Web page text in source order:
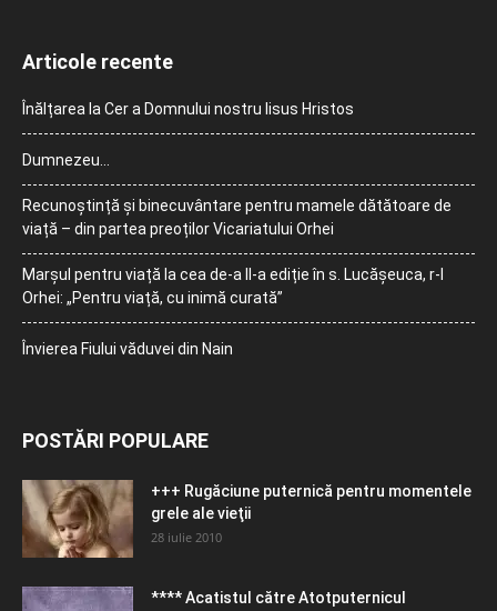
Articole recente
Înălțarea la Cer a Domnului nostru Iisus Hristos
Dumnezeu…
Recunoștință și binecuvântare pentru mamele dătătoare de
viață – din partea preoților Vicariatului Orhei
Marșul pentru viață la cea de-a II-a ediție în s. Lucășeuca, r-l
Orhei: „Pentru viață, cu inimă curată”
Învierea Fiului văduvei din Nain
POSTĂRI POPULARE
+++ Rugăciune puternică pentru momentele
grele ale vieţii
28 iulie 2010
**** Acatistul către Atotputernicul